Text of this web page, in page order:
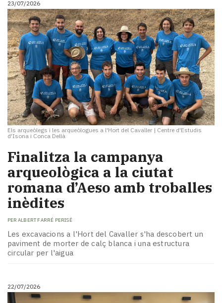
i
turisme
Cultura
Esports
Mai
tant!
TV
i
mitjans
El
temps
Reportatges
Enquestes
A
escena!
Dis
la
Subscriptors
La
newsletter
del
patrocinat
23/07/2026
Els arqueòlegs i les arqueòlogues a l'Hort del Cavaller | Centre d'Estudis
d'Isona i Conca Dellà
Finalitza la campanya
arqueològica a la ciutat
romana d’Aeso amb troballes
inèdites
PER ALBERT FARRÉ PERISÉ
Les excavacions a l'Hort del Cavaller s'ha descobert un
paviment de morter de calç blanca i una estructura
circular per l'aigua
22/07/2026